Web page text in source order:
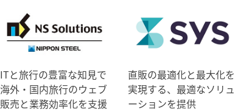
ITと旅行の豊富な知見で
海外・国内旅行のウェブ
販売と業務効率化を支援
直販の最適化と最大化を
実現する、最適なソリュ
ーションを提供